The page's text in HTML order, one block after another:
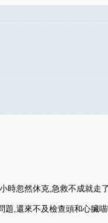
時忽然休克,急救不成就走了
,還來不及檢查頭和心臟